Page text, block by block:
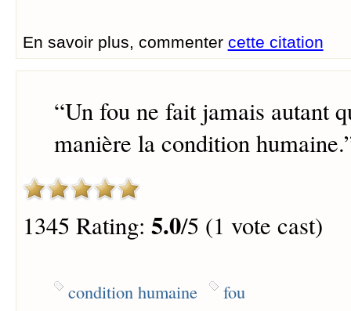
En savoir plus, commenter cette citation
“Un fou ne fait jamais autant
manière la condition humaine.
1345 Rating: 5.0/5 (1 vote cast)
condition humaine fou